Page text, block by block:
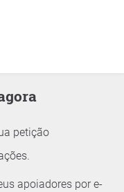
petição
apoiadores por e-